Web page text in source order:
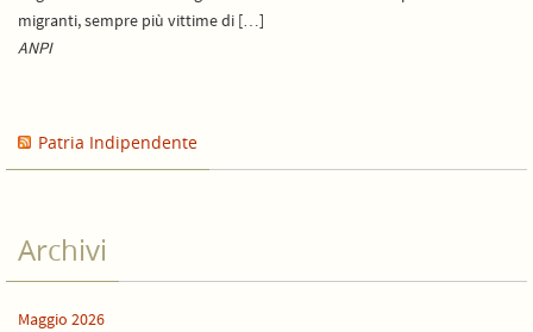
migranti, sempre più vittime di […]
ANPI
Patria Indipendente
Archivi
Maggio 2026